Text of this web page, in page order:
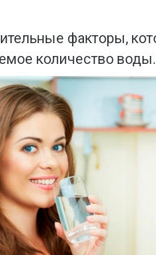
факторы,
количество воды.